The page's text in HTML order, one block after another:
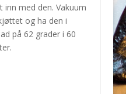
inn med den. Vakuum
og ha den i
på 62 grader i 60